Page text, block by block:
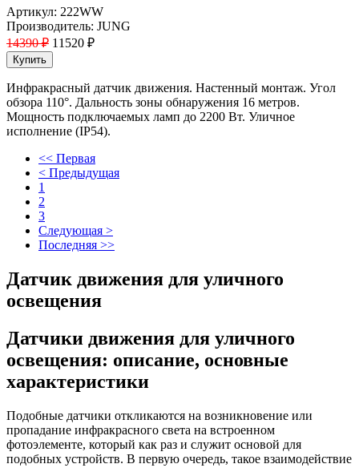
Артикул: 222WW
Производитель: JUNG
14390 ₽ 11520 ₽
Инфракрасный датчик движения. Настенный монтаж. Угол
обзора 110°. Дальность зоны обнаружения 16 метров.
Мощность подключаемых ламп до 2200 Вт. Уличное
исполнение (IP54).
<< Первая
< Предыдущая
1
2
3
Следующая >
Последняя >>
Датчик движения для уличного
освещения
Датчики движения для уличного
освещения: описание, основные
характеристики
Подобные датчики откликаются на возникновение или
пропадание инфракрасного света на встроенном
фотоэлементе, который как раз и служит основой для
подобных устройств. В первую очередь, такое взаимодействие